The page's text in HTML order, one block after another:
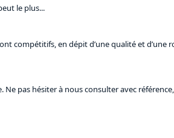
le plus...
compétitifs, en dépit d’une qualité et d’une
pas hésiter à nous consulter avec